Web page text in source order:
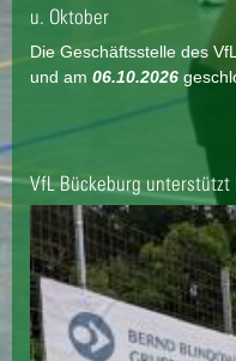
u. Oktober
Die Geschäftsstelle des
und am 06.10.2026
VfL Bückeburg